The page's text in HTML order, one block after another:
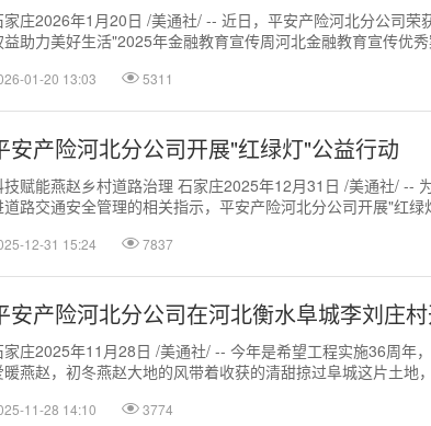
家庄2026年1月20日 /美通社/ -- 近日，平安产险河北分公司
益助力美好生活"2025年金融教育宣传周河北金融教育宣传优
01-20 13:03 5311
安产险河北分公司开展"红绿灯"公益行动
技赋能燕赵乡村道路治理 石家庄2025年12月31日 /美通社/ --
道路交通安全管理的相关指示，平安产险河北分公司开展"红绿
12-31 15:24 7837
安产险河北分公司在河北衡水阜城李刘庄
家庄2025年11月28日 /美通社/ -- 今年是希望工程实施36周年
暖燕赵，初冬燕赵大地的风带着收获的清甜掠过阜城这片土地
11-28 14:10 3774